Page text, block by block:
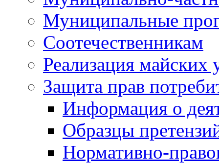
Муниципальные
Соотечественникам
Реализация майских
Защита прав
Информация о
Образцы
Нормативно-